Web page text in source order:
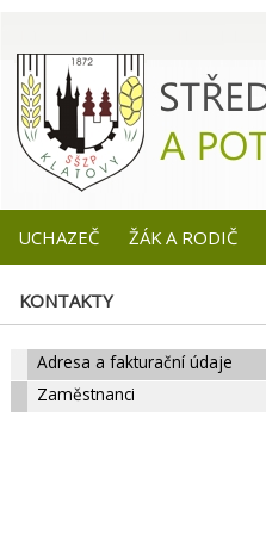
UCHAZEČ ŽÁK A RODIČ
KONTAKTY
Adresa a fakturační údaje
Zaměstnanci